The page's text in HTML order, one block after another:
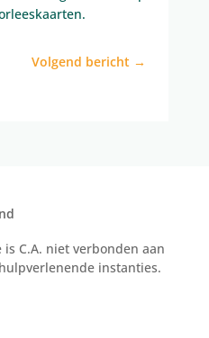
Volgend bericht →
C.A. niet verbonden aan
hulpverlenende instanties.